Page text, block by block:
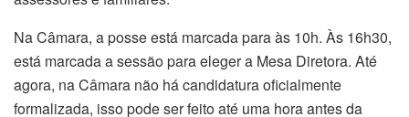
Na Câmara, a posse está marcada para às 10h. Às 16h30,
está marcada a sessão para eleger a Mesa Diretora. Até
agora, na Câmara não há candidatura oficialmente
formalizada, isso pode ser feito até uma hora antes da